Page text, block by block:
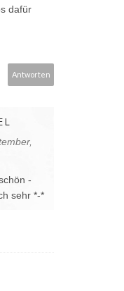
dafür
Antworten
-
sehr *-*